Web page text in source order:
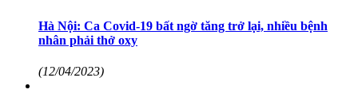
Hà Nội: Ca Covid-19 bất ngờ tăng trở lại, nhiều bệnh
nhân phải thở oxy
(12/04/2023)